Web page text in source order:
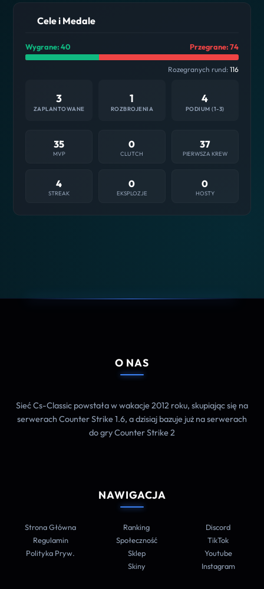
Cele i Medale
Wygrane: 40 Przegrane: 74
Rozegranych rund: 116
3
ZAPLANTOWANE
1
ROZBROJENIA
4
PODIUM (1-3)
35
MVP
0
CLUTCH
37
PIERWSZA KREW
4
STREAK
0
EKSPLOZJE
0
HOSTY
O NAS
Sieć Cs-Classic powstała w wakacje 2012 roku, skupiając się na
serwerach Counter Strike 1.6, a dzisiaj bazuje już na serwerach
do gry Counter Strike 2
NAWIGACJA
Strona Główna
Regulamin
Polityka Pryw.
Ranking
Społeczność
Sklep
Skiny
Discord
TikTok
Youtube
Instagram